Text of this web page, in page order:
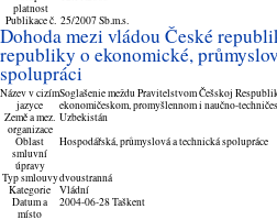
platnost
Publikace č. 25/2007 Sb.m.s.
Dohoda mezi vládou České
republiky o ekonomické,
spolupráci
Název v cizím
jazyce
Soglašenie meždu Pravitelstvom Češskoj
ekonomičeskom, promyšlennom i naučno-
Země a mez.
organizace
Uzbekistán
Oblast
smluvní
úpravy
Hospodářská, průmyslová a technická spolupráce
Typ smlouvydvoustranná
Kategorie
Vládní
Datum a
místo
2004-06-28 Taškent